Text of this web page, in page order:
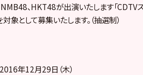
NMB48、HKT48が出演いたします「
象として募集いたします。（抽選制）
年12月29日（木）